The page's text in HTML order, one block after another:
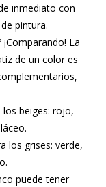
inmediato con
pintura.
La
de un color es
beiges: rojo,
los grises: verde,
puede tener